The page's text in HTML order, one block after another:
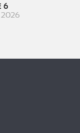
6
2026